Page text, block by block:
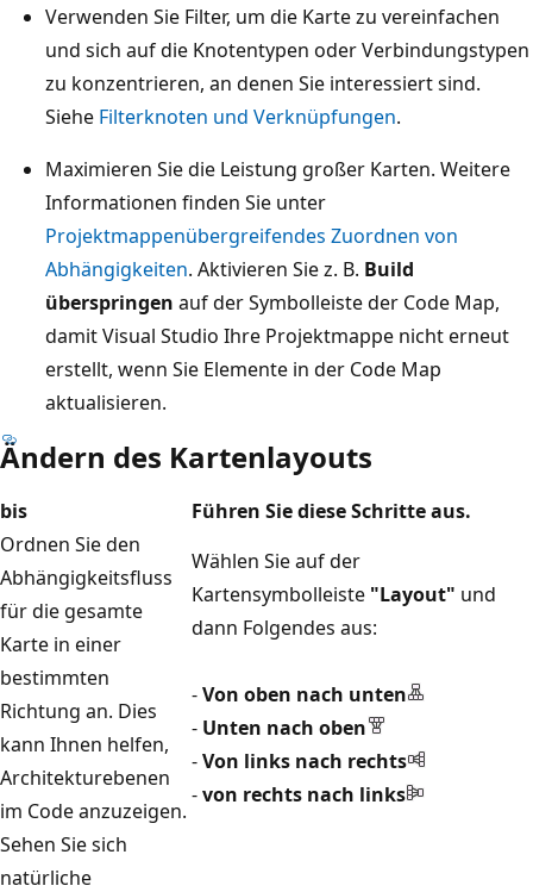
Verwenden Sie Filter, um die Karte zu vereinfachen
und sich auf die Knotentypen oder Verbindungstypen
zu konzentrieren, an denen Sie interessiert sind.
Siehe Filterknoten und Verknüpfungen.
Maximieren Sie die Leistung großer Karten. Weitere
Informationen finden Sie unter
Projektmappenübergreifendes Zuordnen von
Abhängigkeiten. Aktivieren Sie z. B. Build
überspringen auf der Symbolleiste der Code Map,
damit Visual Studio Ihre Projektmappe nicht erneut
erstellt, wenn Sie Elemente in der Code Map
aktualisieren.
Ändern des Kartenlayouts
bis
Führen Sie diese Schritte aus.
Ordnen Sie den
Abhängigkeitsfluss
für die gesamte
Karte in einer
bestimmten
Richtung an. Dies
kann Ihnen helfen,
Architekturebenen
im Code anzuzeigen.
Wählen Sie auf der
Kartensymbolleiste "Layout" und
dann Folgendes aus:
-Von oben nach unten
- Unten nach oben
-Von links nach rechts
-von rechts nach links
Sehen Sie sich
natürliche